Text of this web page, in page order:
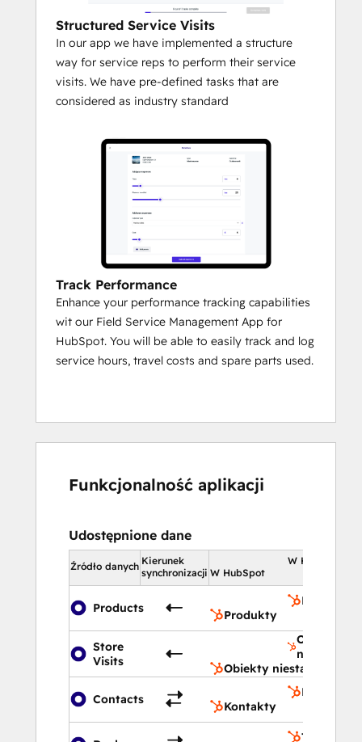
Structured Service Visits
In our app we have implemented a structure
way for service reps to perform their service
visits. We have pre-defined tasks that are
considered as industry standard
Track Performance
Enhance your performance tracking capabilities
wit our Field Service Management App for
HubSpot. You will be able to easily track and log
service hours, travel costs and spare parts used.
Funkcjonalność aplikacji
Udostępnione dane
Źródło danych Kierunek
synchronizacji
W HubSpot
W HubSpot
Products
Produkty
Produkty
Store
Visits
Obiekty
Obiekty niestandardowe
Contacts
Kontakty
Kontakty
Transakcje